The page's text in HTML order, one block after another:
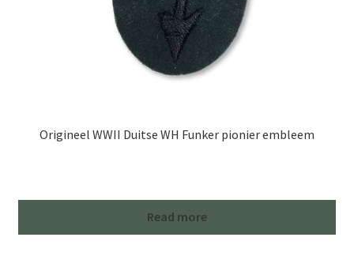
Origineel WWII Duitse WH Funker pionier embleem
Read more